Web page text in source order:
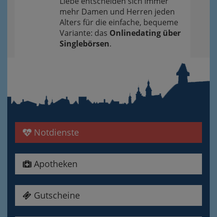
mehr Damen und Herren jeden
Alters für die einfache, bequeme
Variante: das Onlinedating über
Singlebörsen.
Notdienste
Apotheken
Gutscheine